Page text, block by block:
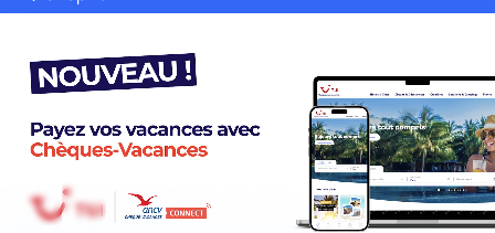
Neige
Plongée